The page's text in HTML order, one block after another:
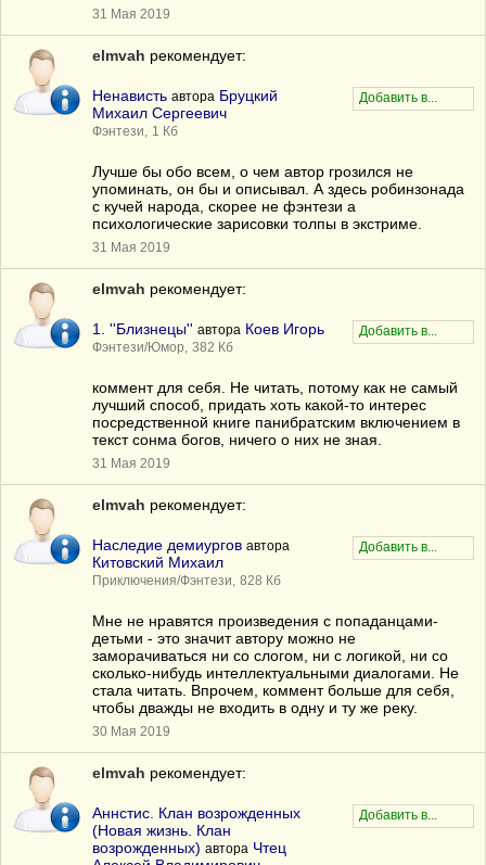
31 Мая 2019
elmvah рекомендует:
Ненависть автора Бруцкий
Михаил Сергеевич
Фэнтези, 1 Кб
Лучше бы обо всем, о чем автор грозился не
упоминать, он бы и описывал. А здесь робинзонада
с кучей народа, скорее не фэнтези а
психологические зарисовки толпы в экстриме.
31 Мая 2019
elmvah рекомендует:
1. ''Близнецы'' автора Коев Игорь
Фэнтези/Юмор, 382 Кб
коммент для себя. Не читать, потому как не самый
лучший способ, придать хоть какой-то интерес
посредственной книге панибратским включением в
текст сонма богов, ничего о них не зная.
31 Мая 2019
elmvah рекомендует:
Наследие демиургов автора
Китовский Михаил
Приключения/Фэнтези, 828 Кб
Мне не нравятся произведения с попаданцами-
детьми - это значит автору можно не
заморачиваться ни со слогом, ни с логикой, ни со
сколько-нибудь интеллектуальными диалогами. Не
стала читать. Впрочем, коммент больше для себя,
чтобы дважды не входить в одну и ту же реку.
30 Мая 2019
elmvah рекомендует:
Аннстис. Клан возрожденных
(Новая жизнь. Клан
возрожденных) автора Чтец